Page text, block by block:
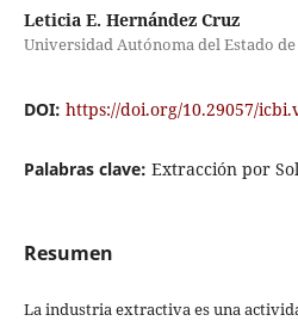
Leticia E. Hernández Cruz
Universidad Autónoma del Estado
DOI: https://doi.org/10.29057/
Palabras clave: Extracción por
Resumen
La industria extractiva es una